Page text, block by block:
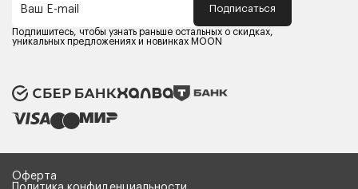
Компания MOON
Оферта
Политика конфиденциальности
Карьера в MOON
Ваш E-mail Подписаться
Подпишитесь, чтобы узнать раньше остальных о скидках,
уникальных предложениях и новинках MOON
Оферта